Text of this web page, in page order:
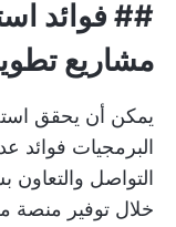
## فوائد
مشاريع
يمكن أن يحقق
البرمجيات فوائد
التواصل
خلال توفير منصة